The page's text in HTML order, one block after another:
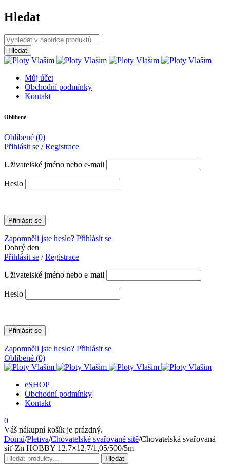
Hledat
Můj účet
Obchodní podmínky
Kontakt
Oblíbené
Oblíbené (0)
Přihlásit se /Registrace
Uživatelské jméno nebo e-mail
Heslo
Zapomněli jste heslo? Přihlásit se
Dobrý den
Přihlásit se /Registrace
Uživatelské jméno nebo e-mail
Heslo
Zapomněli jste heslo? Přihlásit se
Oblíbené (0)
eSHOP
Obchodní podmínky
Kontakt
0
Váš nákupní košík je prázdný.
Domů/Pletiva/Chovatelské svařované sítě/Chovatelská svařovaná
síť Zn HOBBY 12,7×12,7/1,05/500/5m
Hledat:
Hledat